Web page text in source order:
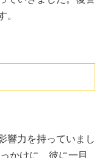
。
響力を持っていまし
かけに、彼に一目